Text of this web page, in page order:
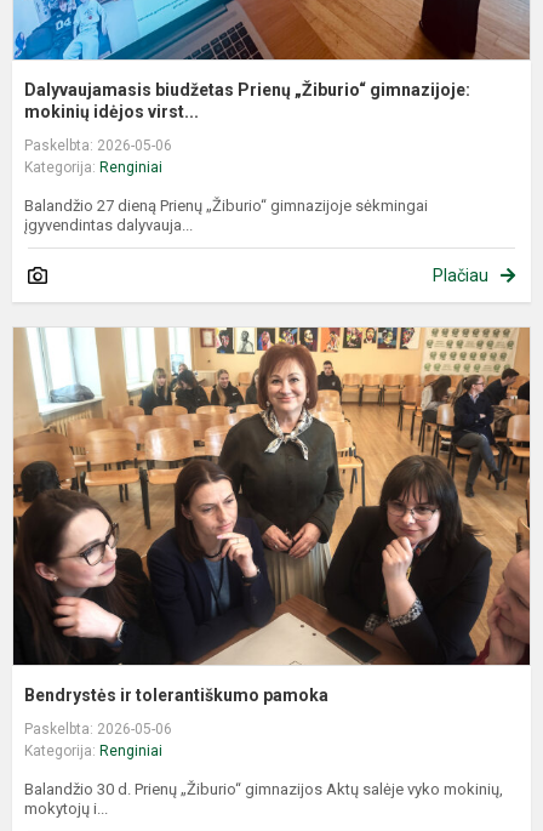
Dalyvaujamasis biudžetas Prienų „Žiburio“ gimnazijoje:
mokinių idėjos virst...
Paskelbta: 2026-05-06
Kategorija: Renginiai
Balandžio 27 dieną Prienų „Žiburio“ gimnazijoje sėkmingai
įgyvendintas dalyvauja...
Plačiau
Bendrystės ir tolerantiškumo pamoka
Paskelbta: 2026-05-06
Kategorija: Renginiai
Balandžio 30 d. Prienų „Žiburio“ gimnazijos Aktų salėje vyko mokinių,
mokytojų i...